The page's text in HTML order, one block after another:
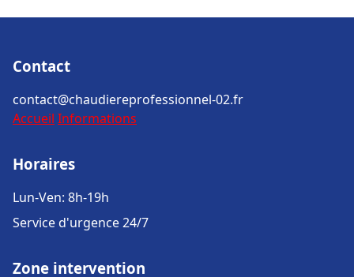
Contact
contact@chaudiereprofessionnel-02.fr
Accueil Informations
Horaires
Lun-Ven: 8h-19h
Service d'urgence 24/7
Zone intervention